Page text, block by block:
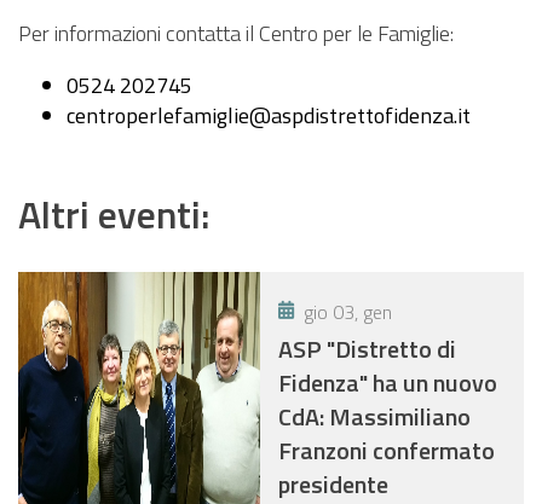
Per informazioni contatta il Centro per le Famiglie:
0524 202745
centroperlefamiglie@aspdistrettofidenza.it
Altri eventi:
gio 03, gen
ASP "Distretto di
Fidenza" ha un nuovo
CdA: Massimiliano
Franzoni confermato
presidente